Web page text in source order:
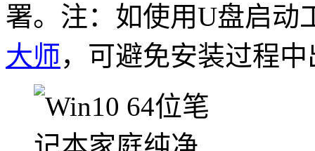
署。 注：如使用U盘启动
大师，可避免安装过程